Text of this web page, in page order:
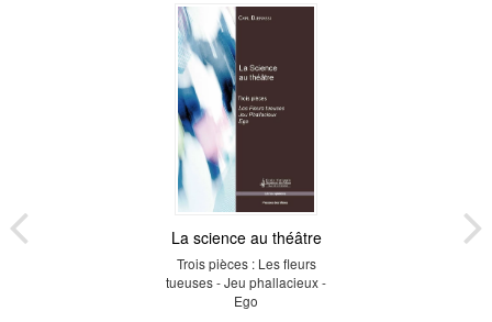
La science au théâtre
Trois pièces : Les fleurs
tueuses - Jeu phallacieux -
Ego